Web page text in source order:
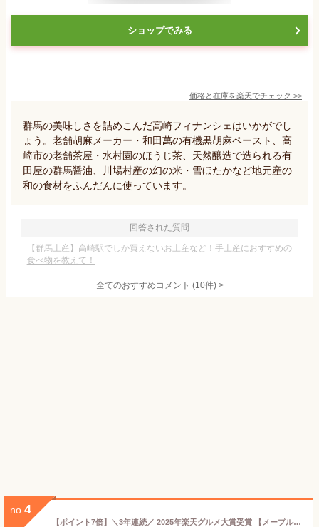
ショップでみる
価格と在庫を楽天でチェック >>
群馬の美味しさを詰めこんだ高崎フィナンシェはいかがでし
ょう。老舗胡麻メーカー・和田萬の有機黒胡麻ペースト、高
崎市の老舗茶屋・水村園のほうじ茶、天然醸造で造られる有
田屋の群馬醤油、川場村産の幻の米・雪ほたかなど地元産の
和の食材をふんだんに使っています。
回答された質問
【群馬土産】高崎駅でしか買えないお土産など！手土産におすすめの
食べ物を教えて！
全てのおすすめコメント (10件) >
no. 4
【ポイント7倍】＼3年連続／ 2025年楽天グルメ大賞受賞 【メープルバタークッキー9枚入】ザ・メープルマニア お菓子 ギフト 詰め合わせ 個包装 クッキー ラングドシャ 焼き菓子 洋菓子 プレゼント 内祝 お返し お祝 退職 お中元 御中元 夏ギフト 暑中見舞い